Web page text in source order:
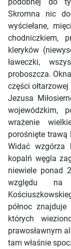
Skromna nic
wyściełane,
chodniczkiem,
kleryków
ławeczki,
proboszcza.
części
Jezusa
wojewódzkim,
wrażenie
porośnięte trawą
Widać wzgórza
kopalń węgla
niewiele ponad
względu
północ
których
prawosławnym
tam właśnie